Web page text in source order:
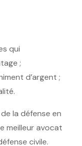
qui
;
d’argent ;
la défense en
meilleur avocat
civile.